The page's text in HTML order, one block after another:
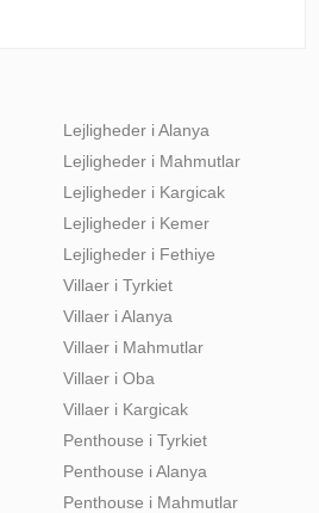
Lejligheder i Alanya
Lejligheder i Mahmutlar
Lejligheder i Kargicak
Lejligheder i Kemer
Lejligheder i Fethiye
Villaer i Tyrkiet
Villaer i Alanya
Villaer i Mahmutlar
Villaer i Oba
Villaer i Kargicak
Penthouse i Tyrkiet
Penthouse i Alanya
Penthouse i Mahmutlar